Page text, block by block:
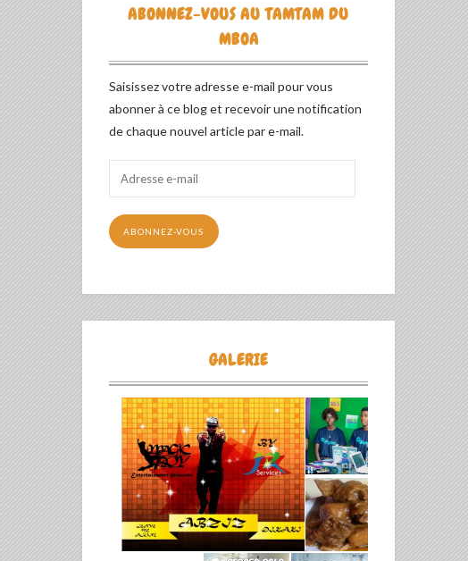
ABONNEZ-VOUS AU TAMTAM DU
MBOA
Saisissez votre adresse e-mail pour vous
abonner à ce blog et recevoir une notification
de chaque nouvel article par e-mail.
mail
ABONNEZ-VOUS
GALERIE